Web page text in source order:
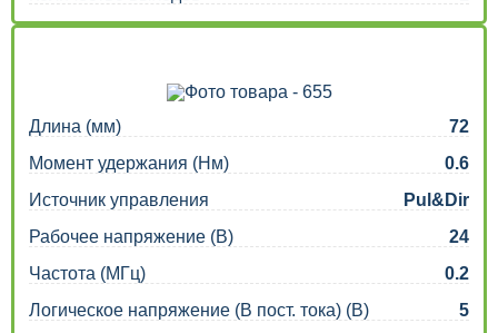
Длина (мм)
72
Момент удержания (Нм)
0.6
Источник управления
Pul&Dir
Рабочее напряжение (В)
24
Частота (МГц)
0.2
Логическое напряжение (В пост. тока) (В)
5